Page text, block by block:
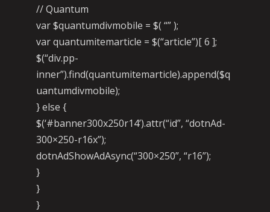
// Quantum
var $quantumdivmobile = $( “” );
var quantumitemarticle = $(“article”)[ 6 ];
$(“div.pp-
inner”).find(quantumitemarticle).append($q
uantumdivmobile);
} else {
$(‘#banner300x250r14’).attr(“id”, “dotnAd-
300×250-r16x”);
dotnAdShowAdAsync(“300×250”, “r16”);
}
}
}